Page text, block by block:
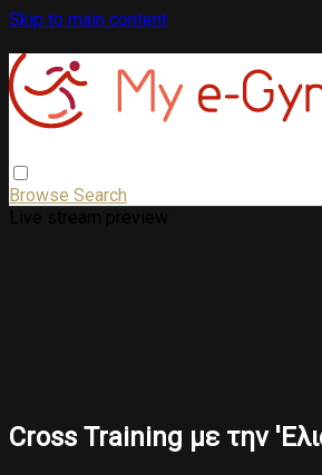
Skip to main content
Browse Search
Cross Training με την